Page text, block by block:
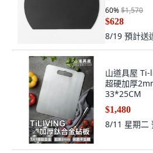
60%$1,570
$628
8/19 預計送
山道具屋
超硬加厚
33*25CM
$1,480
8/11 星期二